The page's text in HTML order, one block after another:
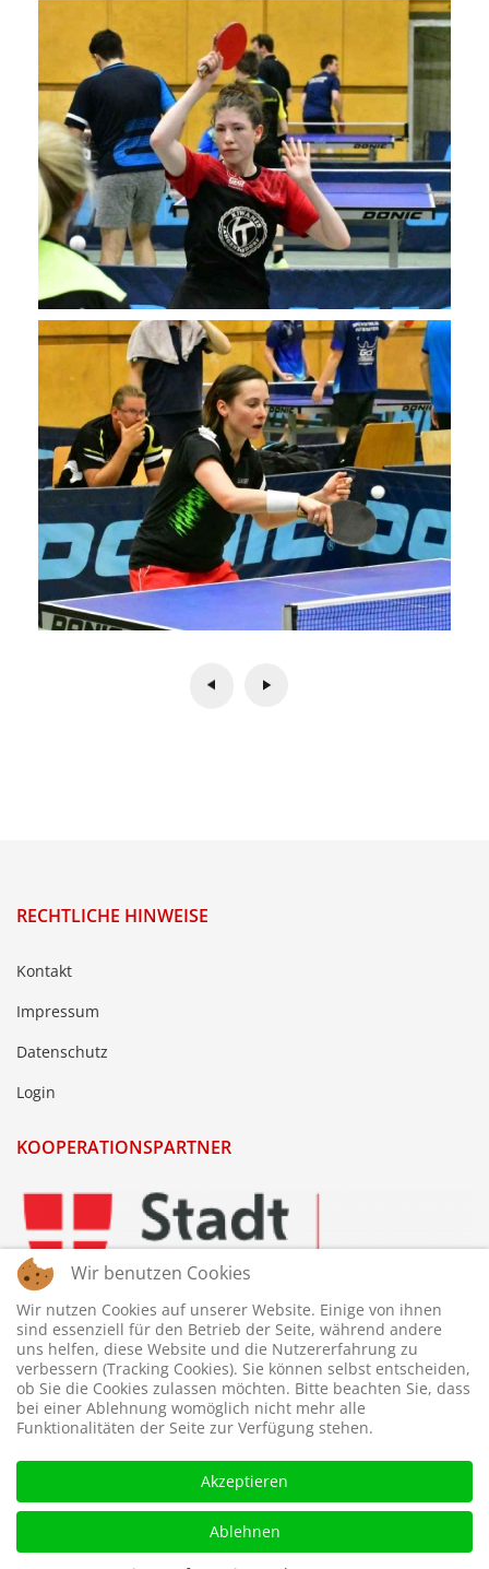
RECHTLICHE HINWEISE
Kontakt
Impressum
Datenschutz
Login
KOOPERATIONSPARTNER
© 2026 © WTTV - Wiener Tischtennis Verband. Gestaltet und
Wir benutzen Cookies
Wir nutzen Cookies auf unserer Website. Einige von ihnen
sind essenziell für den Betrieb der Seite, während andere
uns helfen, diese Website und die Nutzererfahrung zu
verbessern (Tracking Cookies). Sie können selbst entscheiden,
ob Sie die Cookies zulassen möchten. Bitte beachten Sie, dass
bei einer Ablehnung womöglich nicht mehr alle
Funktionalitäten der Seite zur Verfügung stehen.
Akzeptieren
Ablehnen